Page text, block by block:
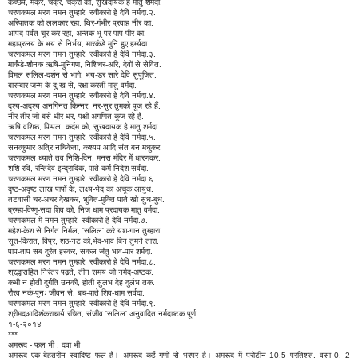
कच्छप, मक्र, चक्र, चक्री को, सुखदायक हे मातु शर्मदा.
चरणकमल मरण नमन तुम्हारे, स्वीकारो हे देवि नर्मदा.२.
अरिपातक को ललकार रहा, थिर-गंभीर प्रवाह नीर का.
आपद पर्वत चूर कर रहा, अन्तक भू पर पाप-पीर का.
महाप्रलय के भय से निर्भय, मारकंडे मुनि हुए हर्म्यदा.
चरणकमल मरण नमन तुम्हारे, स्वीकारो हे देवि नर्मदा.३.
मार्कंडे-शौनक ऋषि-मुनिगण, निशिचर-अरि, देवों से सेवित.
विमल सलिल-दर्शन से भागे, भय-डर सारे देवि सुपूजित.
बारम्बार जन्म के दु:ख से, रक्षा करतीं मातु वर्मदा.
चरणकमल मरण नमन तुम्हारे, स्वीकारो हे देवि नर्मदा.४.
दृश्य-अदृश्य अनगिनत किन्नर, नर-सुर तुमको पूज रहे हैं.
नीर-तीर जो बसे धीर धर, पक्षी अगणित कूज रहे हैं.
ऋषि वशिष्ठ, पिप्पल, कर्दम को, सुखदायक हे मातु शर्मदा.
चरणकमल मरण नमन तुम्हारे, स्वीकारो हे देवि नर्मदा.५.
सनत्कुमार अत्रि नचिकेता, कश्यप आदि संत बन मधुकर.
चरणकमल ध्याते तव निशि-दिन, मनस मंदिर में धारणकर.
शशि-रवि, रन्तिदेव इन्द्रादिक, पाते कर्म-निदेश सर्वदा.
चरणकमल मरण नमन तुम्हारे, स्वीकारो हे देवि नर्मदा.६.
दृष्ट-अदृष्ट लाख पापों के, लक्ष्य-भेद का अचूक आयुध.
तटवासी चर-अचर देखकर, भुक्ति-मुक्ति पाते खो सुध-बुध.
ब्रम्हा-विष्णु-सदा शिव को, निज धाम प्रदायक मातु वर्मदा.
चरणकमल में नमन तुम्हारे, स्वीकारो हे देवि नर्मदा.७.
महेश-केश से निर्गत निर्मल, 'सलिल' करे यश-गान तुम्हारा.
सूत-किरात, विप्र, शठ-नट को,भेद-भाव बिन तुमने तारा.
पाप-ताप सब दुरंत हरकर, सकल जंतु भाव-पार शर्मदा.
चरणकमल मरण नमन तुम्हारे, स्वीकारो हे देवि नर्मदा.८.
श्रद्धासहित निरंतर पढ़ते, तीन समय जो नर्मद-अष्टक.
कभी न होती दुर्गति उनकी, होती सुलभ देह दुर्लभ तक.
रौरव नर्क-पुनः जीवन से, बच-पाते शिव-धाम सर्वदा.
चरणकमल मरण नमन तुम्हारे, स्वीकारो हे देवि नर्मदा.९.
श्रीमदआदिशंकराचार्य रचित, संजीव 'सलिल' अनुवादित नर्मदाष्टक पूर्ण.
१-६-२०१४
***
अमरूद - फल भी , दवा भी
अमरूद एक बेहतरीन स्वादिष्ट फल है। अमरूद कई गुणों से भरपूर है। अमरूद में प्रोटीन 10.5 प्रतिशत, वसा 0. 2